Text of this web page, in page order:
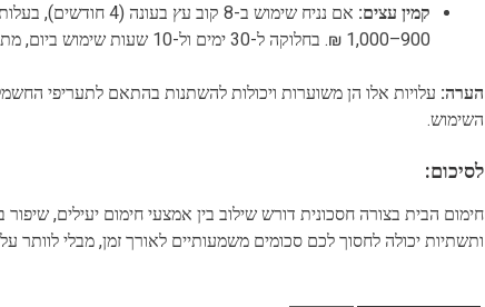
קמין עצים:
900–1,000 ₪. בחלוקה ל-30 ימים ול-10 שעות שימוש ביום, מתקבלת עלות של 3.00–3.33 ₪ לשעה.
הערה: עלויות אלו הן משוערות ויכולות להשתנות בהתאם לתעריפי
השימוש.
לסיכום:
חימום הבית בצורה חסכונית דורש שילוב בין אמצעי חימום יעילים,
ותשתיות יכולה לחסוך לכם סכומים משמעותיים לאורך זמן, מבלי לוותר